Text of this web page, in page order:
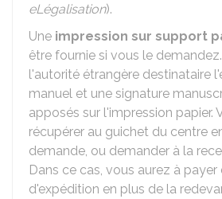
eLégalisation).
Une impression sur support
être fournie si vous le
l'autorité étrangère destinataire
manuel et une signature
apposés sur l'impression papier.
récupérer au guichet du centre
demande, ou demander à la
Dans ce cas, vous aurez à payer
d'expédition en plus de la